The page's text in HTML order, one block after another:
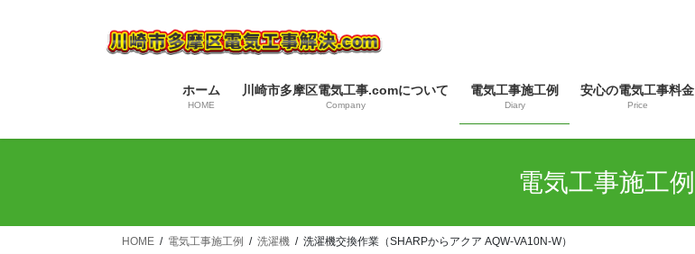
ス
ン
ホーム
HOME
川崎市多摩区電気工事.comについて
Company
電気工事施工例
Diary
安心の電気工事料金
Price
電気工事施工例
HOME 電気工事施工例 洗濯機 洗濯機交換作業（SHARPからアクア AQW-VA10N-W）